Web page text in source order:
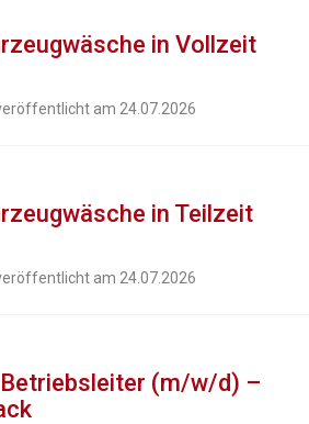
in Vollzeit
am 24.07.2026
in Teilzeit
am 24.07.2026
(m/w/d) –